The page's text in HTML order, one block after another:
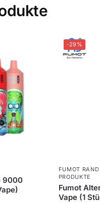
9000
-29%
FUMOT
PRODUKTE
Fumot
Vape (1